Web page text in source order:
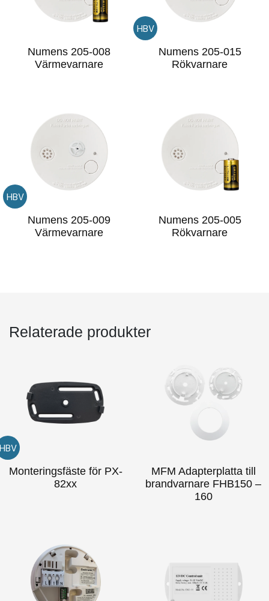
Numens 205-008
Värmevarnare
HBV
Numens 205-015
Rökvarnare
HBV
Numens 205-009
Värmevarnare
Numens 205-005
Rökvarnare
Relaterade produkter
Monteringsfäste för PX-
82xx
MFM Adapterplatta till
brandvarnare FHB150 –
160